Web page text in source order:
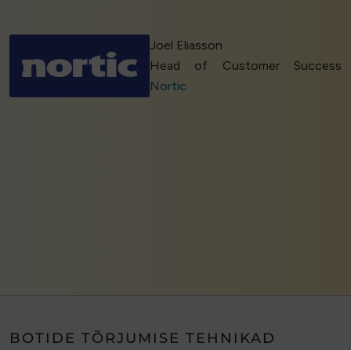
Joel Eliasson
Head of Customer Success
Nortic
BOTIDE TÕRJUMISE TEHNIKAD